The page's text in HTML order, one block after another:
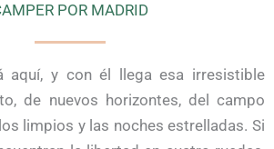
POR MADRID
aquí, y con él llega esa irresistible
de nuevos horizontes, del campo
limpios y las noches estrelladas. Si